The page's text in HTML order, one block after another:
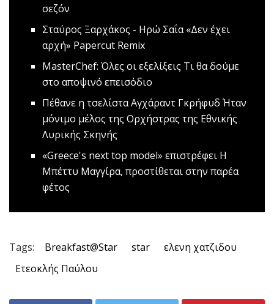
σεζόν
Σταύρος Ξαρχάκος - Ηρώ Σαΐα «Δεν έχει
αρχή» Papercut Remix
MasterChef: Όλες οι εξελίξεις Τι θα δούμε
στο αποψινό επεισόδιο
Πέθανε η τσελίστα Αγχάραντ Γκρήφυδ Ήταν
μόνιμο μέλος της Ορχήστρας της Εθνικής
Λυρικής Σκηνής
«Greece's next top model» επιστρέφει Η
Μπέττυ Μαγγίρα, προστίθεται στην παρέα
φέτος
Tags: Breakfast@Star star
ελενη χατζιδου
Ετεοκλής Παύλου